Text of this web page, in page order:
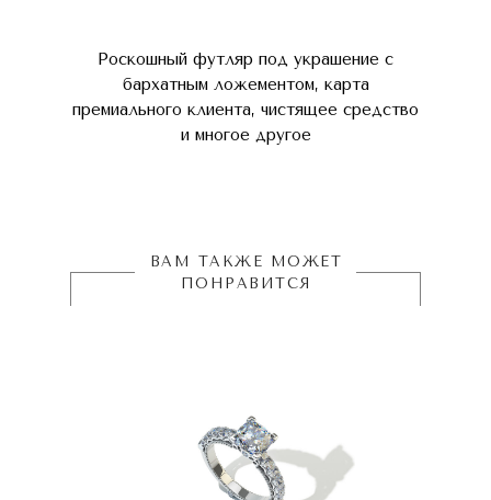
Роскошный футляр под украшение с
бархатным ложементом, карта
премиального клиента, чистящее средство
и многое другое
ВАМ ТАКЖЕ МОЖЕТ
ПОНРАВИТСЯ